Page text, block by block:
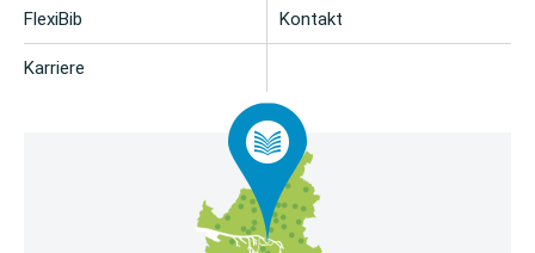
FlexiBib
Karriere
Kontakt